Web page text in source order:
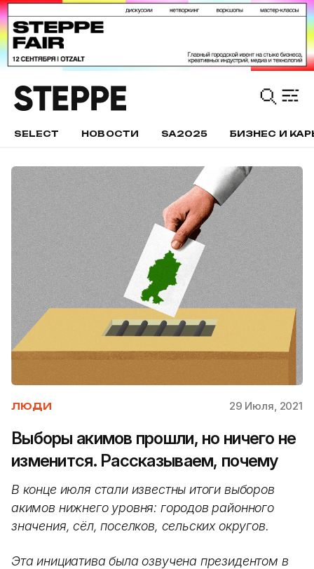
SELECT НОВОСТИ SA2025 БИЗНЕС И
ЛЮДИ 29 Июля, 2021
Выборы акимов прошли, но ничего не
изменится. Рассказываем, почему
В конце июля стали известны итоги выборов
акимов нижнего уровня: городов районного
значения, сёл, поселков, сельских округов.
Эта инициатива была озвучена президентом в